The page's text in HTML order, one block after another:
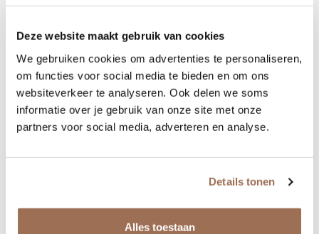
Deze website maakt gebruik van cookies
We gebruiken cookies om advertenties te personaliseren,
om functies voor social media te bieden en om ons
websiteverkeer te analyseren. Ook delen we soms
informatie over je gebruik van onze site met onze
partners voor social media, adverteren en analyse.
Details tonen
Alles toestaan
Related products